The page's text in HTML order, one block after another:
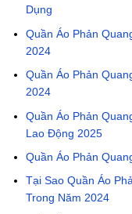
Dụng
Quần Áo Phản
2024
Quần Áo Phản
2024
Quần Áo Phản
Lao Động 2025
Quần Áo Phản
Tại Sao Quần Áo
Trong Năm 2024